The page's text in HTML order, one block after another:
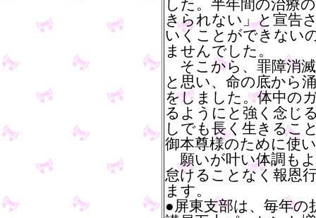
した。半年間の治療
きられない」と宣告
いくことができない
ませんでした。
そこから、罪障消
と思い、命の底から
をしました。体中の
るようにと強く念じ
しでも長く生きるこ
御本尊様のために使
願いが叶い体調も
怠けることなく報恩
ます。
●屏東支部は、毎年の